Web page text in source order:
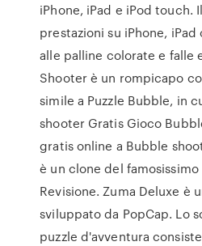
iPhone, iPad e iPod touch.
prestazioni su iPhone, iPad
alle palline colorate e falle
Shooter è un rompicapo
simile a Puzzle Bubble, in
shooter Gratis Gioco
gratis online a Bubble
è un clone del famosissimo
Revisione. Zuma Deluxe è
sviluppato da PopCap. Lo
puzzle d'avventura